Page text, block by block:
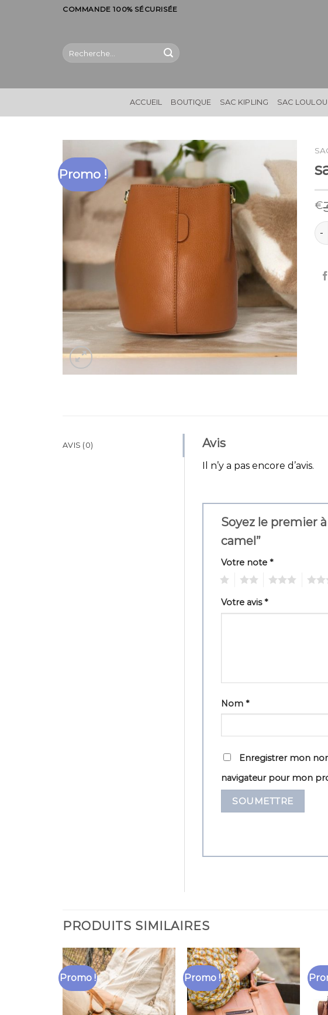
COMMANDE 100% SÉCURISÉE
Recherche
pour :
ACCUEIL BOUTIQUE SAC KIPLING SAC
Promo !
€
AVIS (0) Avis
Il n’y a pas encore d’avis.
Soyez le premier
camel”
Votre note *
Votre avis*
Nom *
Enregistrer mon
navigateur pour mon
PRODUITS SIMILAIRES
Promo ! Promo !